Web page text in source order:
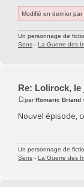
Modifié en dernier par
Un personnage de
Sens - La Guerre des
Re: Lolirock,
parRomaric Briand
Nouvel épisode,
Un personnage de
Sens - La Guerre des